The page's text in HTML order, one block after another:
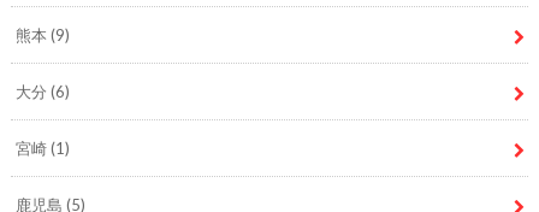
熊本 (9)
大分 (6)
宮崎(1)
鹿児島 (5)